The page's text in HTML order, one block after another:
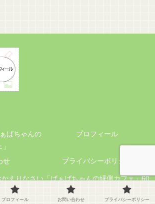
ばちゃんの
プロフィール
せ プライバシーポリシー
えりなさい「ばぁばちゃんの縁側カフェ」60
と小さな手仕事 All Rights Reserved.
プロフィール お問い合わせ プライバシーポリシー